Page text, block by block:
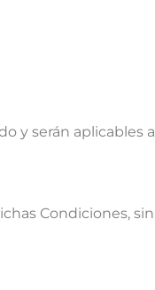
serán aplicables
Condiciones,